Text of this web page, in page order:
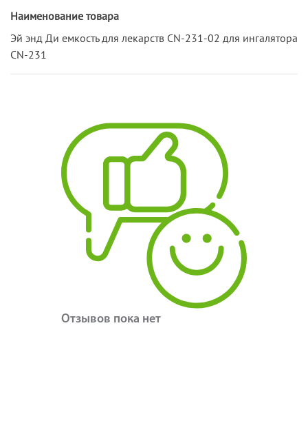
Наименование товара
Эй энд Ди емкость для лекарств CN-231-02 для ингалятора
CN-231
Отзывов пока нет